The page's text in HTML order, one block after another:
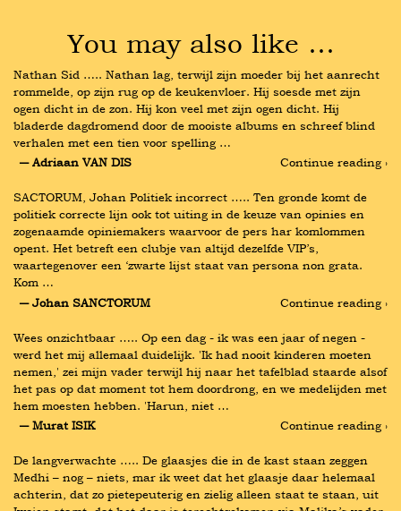
You may also like …
Nathan Sid ….. Nathan lag, terwijl zijn moeder bij het aanrecht
rommelde, op zijn rug op de keukenvloer. Hij soesde met zijn
ogen dicht in de zon. Hij kon veel met zijn ogen dicht. Hij
bladerde dagdromend door de mooiste albums en schreef blind
verhalen met een tien voor spelling …
― Adriaan VAN DIS
Continue reading ›
SACTORUM, Johan Politiek incorrect ….. Ten gronde komt de
politiek correcte lijn ook tot uiting in de keuze van opinies en
zogenaamde opiniemakers waarvoor de pers har komlommen
opent. Het betreft een clubje van altijd dezelfde VIP’s,
waartegenover een ‘zwarte lijst staat van persona non grata.
Kom …
― Johan SANCTORUM
Continue reading ›
Wees onzichtbaar ….. Op een dag - ik was een jaar of negen -
werd het mij allemaal duidelijk. 'Ik had nooit kinderen moeten
nemen,' zei mijn vader terwijl hij naar het tafelblad staarde alsof
het pas op dat moment tot hem doordrong, en we medelijden met
hem moesten hebben. 'Harun, niet …
― Murat ISIK
Continue reading ›
De langverwachte ….. De glaasjes die in de kast staan zeggen
Medhi – nog – niets, mar ik weet dat het glaasje daar helemaal
achterin, dat zo pietepeuterig en zielig alleen staat te staan, uit